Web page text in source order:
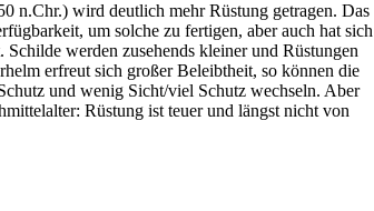
n.Chr.) wird deutlich mehr Rüstung getragen. Das
um solche zu fertigen, aber auch hat sich
werden zusehends kleiner und Rüstungen
erfreut sich großer Beleibtheit, so können die
und wenig Sicht/viel Schutz wechseln. Aber
Rüstung ist teuer und längst nicht von